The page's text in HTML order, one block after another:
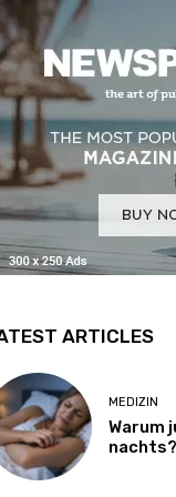
ARTICLES
MEDIZIN
Warum